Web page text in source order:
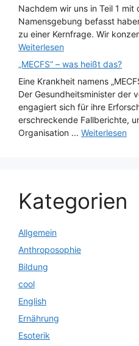
Nachdem wir uns in Teil 1
Namensgebung befasst
zu einer Kernfrage. Wir
Weiterlesen
„MECFS“ – was heißt das?
Eine Krankheit namens
Der Gesundheitsminister der
engagiert sich für ihre
erschreckende Fallberichte,
Organisation ... Weiterlesen
Kategorien
Allgemein
Anthroposophie
Bildung
cool
English
Ernährung
Esoterik